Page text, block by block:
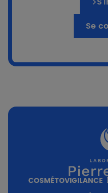
Nous démontrons de
cyclobutane et des
(6-4) pyrimidone
ultérieure aux UVB.
chromatographie
spectrométrie de
Se
COSMÉTOVIGILANCE